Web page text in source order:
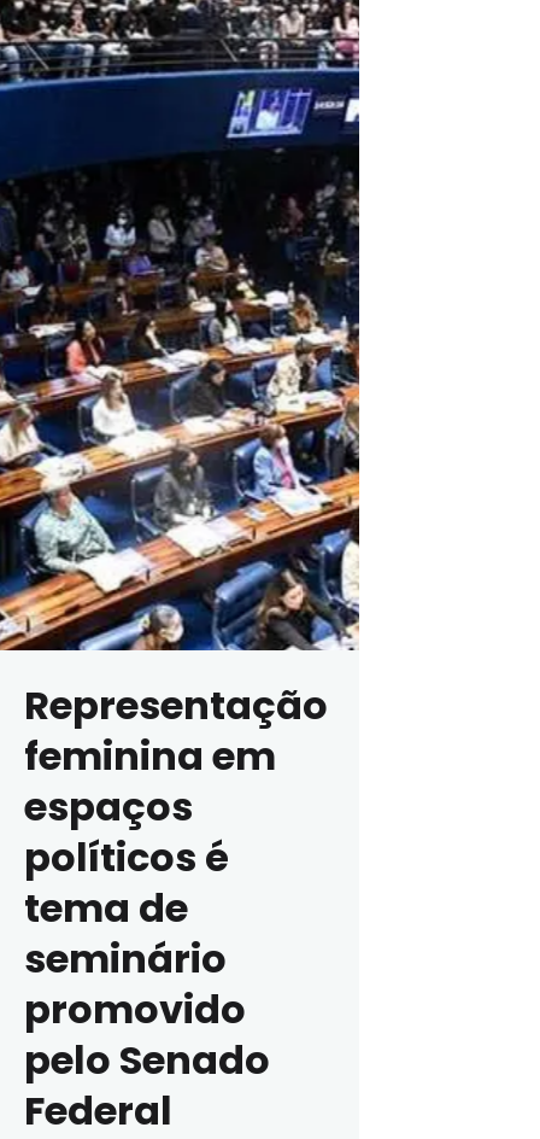
Representação
feminina em
espaços
políticos é
tema de
seminário
promovido
pelo Senado
Federal